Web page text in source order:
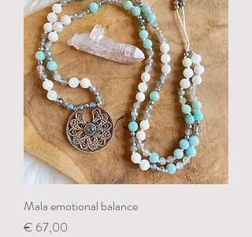
Mala emotional balance
Prijs
€ 67,00